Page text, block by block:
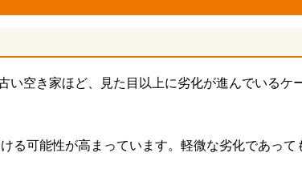
空き家ほど、見た目以上に劣化が進んでいるケ
る可能性が高まっています。軽微な劣化であって